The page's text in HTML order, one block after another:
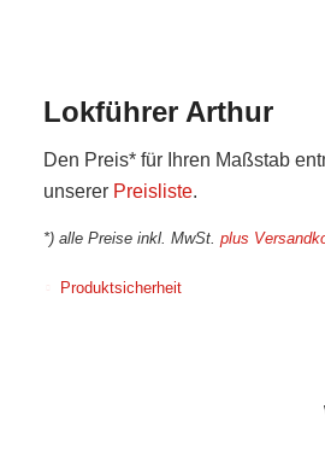
Lokführer Arthur
Den Preis* für Ihren Maßstab
unserer Preisliste.
*) alle Preise inkl. MwSt. plus
Produktsicherheit